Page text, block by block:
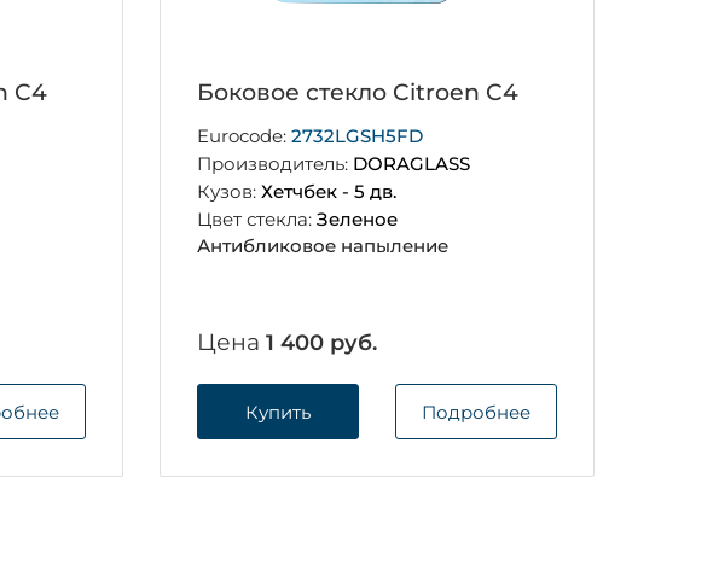
C4 Боковое стекло Citroen C4
Eurocode: 2732LGSH5FD
Производитель: DORAGLASS
Кузов: Хетчбек - 5 дв.
Цвет стекла: Зеленое
Антибликовое напыление
Цена 1 400 руб.
Купить Подробнее